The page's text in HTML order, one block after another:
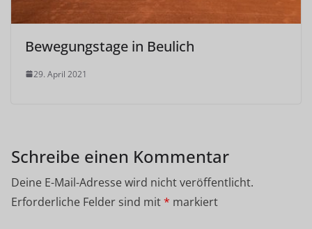
Bewegungstage in Beulich
29. April 2021
Schreibe einen Kommentar
Deine E-Mail-Adresse wird nicht veröffentlicht.
Erforderliche Felder sind mit* markiert